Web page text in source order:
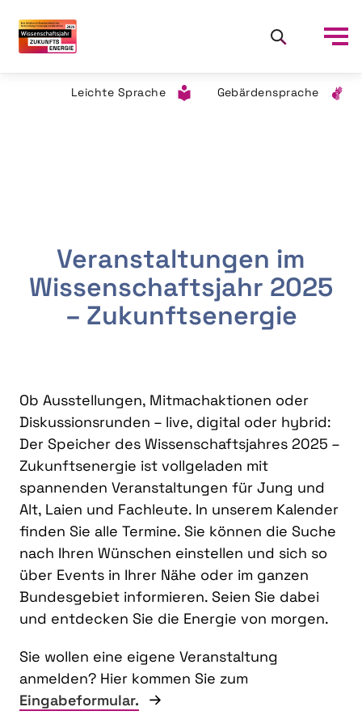
Leichte Sprache Gebärdensprache
Veranstaltungen im
Wissenschaftsjahr 2025
– Zukunftsenergie
Ob Ausstellungen, Mitmachaktionen oder
Diskussionsrunden – live, digital oder hybrid:
Der Speicher des Wissenschaftsjahres 2025 –
Zukunftsenergie ist vollgeladen mit
spannenden Veranstaltungen für Jung und
Alt, Laien und Fachleute. In unserem Kalender
finden Sie alle Termine. Sie können die Suche
nach Ihren Wünschen einstellen und sich so
über Events in Ihrer Nähe oder im ganzen
Bundesgebiet informieren. Seien Sie dabei
und entdecken Sie die Energie von morgen.
Sie wollen eine eigene Veranstaltung
anmelden? Hier kommen Sie zum
Eingabeformular.